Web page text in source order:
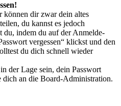
dir zwar dein altes
du kannst es jedoch
du, indem du auf der Anmelde-
vergessen“ klickst und den
du dich schnell wieder
der Lage sein, dein Passwort
dich an die Board-Administration.